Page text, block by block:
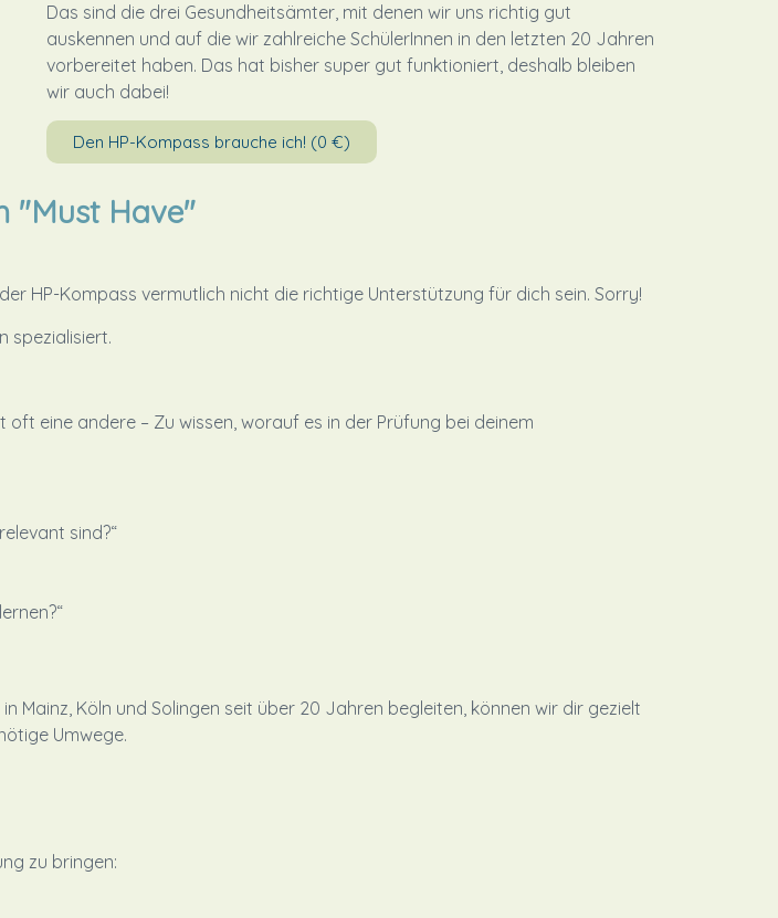
Das sind die drei Gesundheitsämter, mit denen wir uns richtig gut
auskennen und auf die wir zahlreiche SchülerInnen in den letzten 20 Jahren
vorbereitet haben. Das hat bisher super gut funktioniert, deshalb bleiben
wir auch dabei!
Den HP-Kompass brauche ich! (0 €)
"Must Have"
HP-Kompass vermutlich nicht die richtige Unterstützung für dich sein. Sorry!
spezialisiert.
eine andere – Zu wissen, worauf es in der Prüfung bei deinem
sind?“
Mainz, Köln und Solingen seit über 20 Jahren begleiten, können wir dir gezielt
Umwege.
zu bringen: